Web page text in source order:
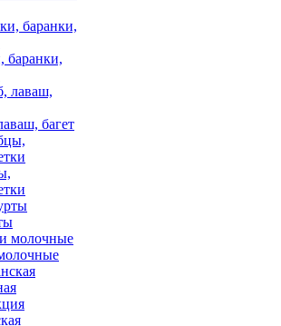
баранки,
багет